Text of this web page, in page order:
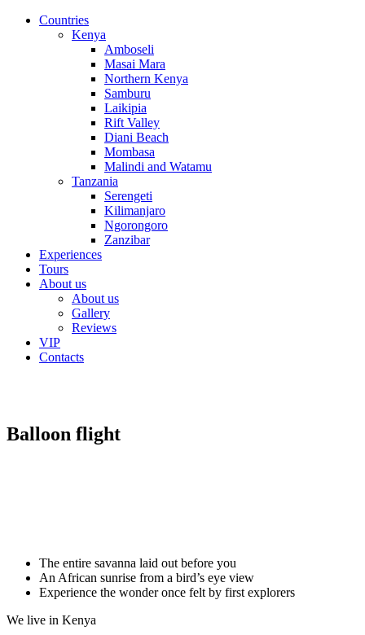
Countries
Kenya
Amboseli
Masai Mara
Northern Kenya
Samburu
Laikipia
Rift Valley
Diani Beach
Mombasa
Malindi and Watamu
Tanzania
Serengeti
Kilimanjaro
Ngorongoro
Zanzibar
Experiences
Tours
About us
About us
Gallery
Reviews
VIP
Contacts
Balloon flight
The entire savanna laid out before you
An African sunrise from a bird’s eye view
Experience the wonder once felt by first explorers
We live in Kenya